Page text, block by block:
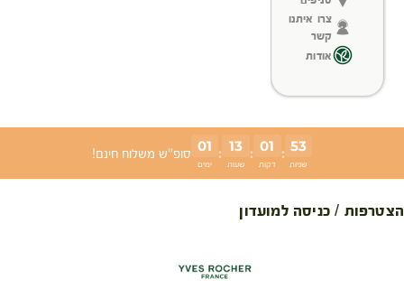
צרו איתנו
קשר
אודות
01
ימים
: 13
שעות
: 01
דקות
: 53
שניות
סופ"ש משלוח חינם!
הצטרפות / כניסה למועדון